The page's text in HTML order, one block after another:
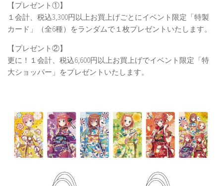
【プレゼント①】
１会計、税込3,300円以上お買上げごとにイベント限定「特製
カード」（全6種）をランダムで１枚プレゼントいたします。
【プレゼント②】
更に！１会計、税込6,600円以上お買上げでイベント限定「特
大ショッパー」をプレゼントいたします。